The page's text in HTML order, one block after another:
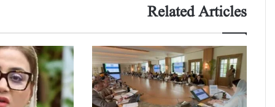
Related Articles